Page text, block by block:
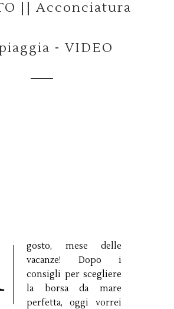
|| Acconciatura
- VIDEO
gosto, mese delle
vacanze! Dopo i
consigli per scegliere
la borsa da mare
perfetta, oggi vorrei